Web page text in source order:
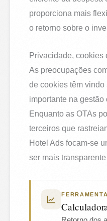
proporciona mais
o retorno sobre o
Privacidade, cookies
As preocupações
de cookies têm
importante na
Enquanto as OTAs
terceiros que
Hotel Ads focam-se
ser mais